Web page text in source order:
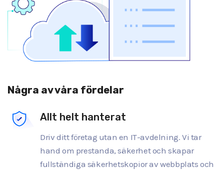
Några av våra fördelar
Allt helt hanterat
Driv ditt företag utan en IT-avdelning. Vi tar
hand om prestanda, säkerhet och skapar
fullständiga säkerhetskopior av webbplats och